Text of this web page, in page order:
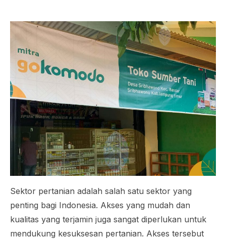
Sektor pertanian adalah salah satu sektor yang
penting bagi Indonesia. Akses yang mudah dan
kualitas yang terjamin juga sangat diperlukan untuk
mendukung kesuksesan pertanian. Akses tersebut